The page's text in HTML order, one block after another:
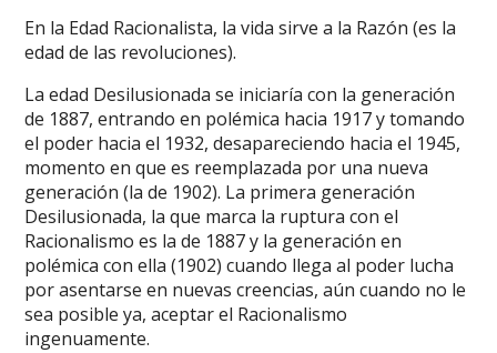
En la Edad Racionalista, la vida sirve a la Razón (es la
edad de las revoluciones).
La edad Desilusionada se iniciaría con la generación
de 1887, entrando en polémica hacia 1917 y tomando
el poder hacia el 1932, desapareciendo hacia el 1945,
momento en que es reemplazada por una nueva
generación (la de 1902). La primera generación
Desilusionada, la que marca la ruptura con el
Racionalismo es la de 1887 y la generación en
polémica con ella (1902) cuando llega al poder lucha
por asentarse en nuevas creencias, aún cuando no le
sea posible ya, aceptar el Racionalismo
ingenuamente.